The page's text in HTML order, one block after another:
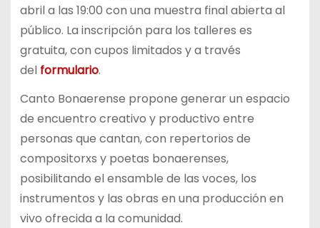
abril a las 19:00 con una muestra final abierta al
público. La inscripción para los talleres es
gratuita, con cupos limitados y a través
del formulario.
Canto Bonaerense propone generar un espacio
de encuentro creativo y productivo entre
personas que cantan, con repertorios de
compositorxs y poetas bonaerenses,
posibilitando el ensamble de las voces, los
instrumentos y las obras en una producción en
vivo ofrecida a la comunidad.